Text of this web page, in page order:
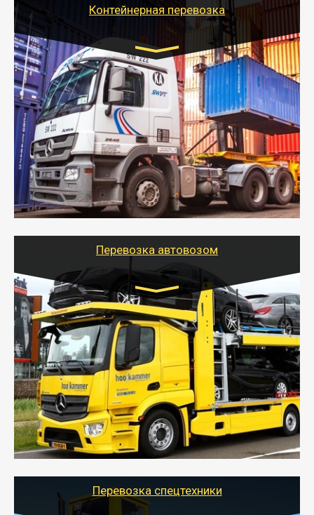
Контейнерная перевозка
Цена за км. Рассчитывается
индивидуально
- Контейнерные грузоперевозки на специальном
оборудованном транспорте быстро, качественно и
безопасно.
- Наша транспортная компания поможет
организовать доставку в порт и из порта
стандартных контейнеров на контейнеровозе,
шаландах и площадках (открытых кузовах),
используя надежные крепления.
Перевозка автовозом
Цена за км. Рассчитывается
индивидуально
- Перевозка автовозом от Тайгер Логистик – это
быстрый и безопасный способ доставить несколько
легковых автомобилей за одну поездку в другой
город.
- Наша транспортная компания организует доставку
машин автовозом, подобрав оптимальный маршрут с
учетом всех особенности по пути следования.
Перевозка спецтехники